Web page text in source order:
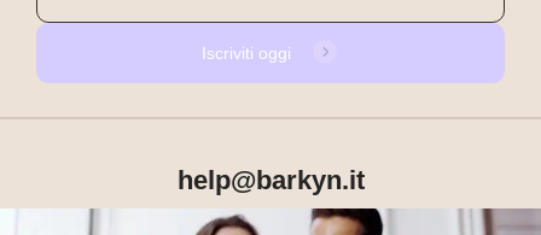
Iscriviti oggi
help@barkyn.it